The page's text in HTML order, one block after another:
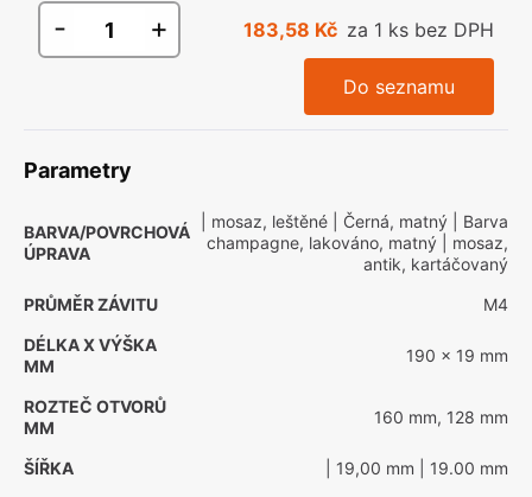
- + 183,58 Kč za 1 ks bez DPH
Do seznamu
Parametry
BARVA/POVRCHOVÁ
ÚPRAVA
| mosaz, leštěné | Černá, matný | Barva
champagne, lakováno, matný | mosaz,
antik, kartáčovaný
PRŮMĚR ZÁVITU
M4
DÉLKA X VÝŠKA
MM
190 x 19 mm
ROZTEČ OTVORŮ
MM
160 mm, 128 mm
ŠÍŘKA | 19,00 mm | 19.00 mm